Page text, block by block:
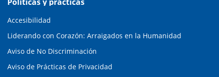
Políticas y prácticas
Accesibilidad
Liderando con Corazón: Arraigados en la Humanidad
Aviso de No Discriminación
Aviso de Prácticas de Privacidad